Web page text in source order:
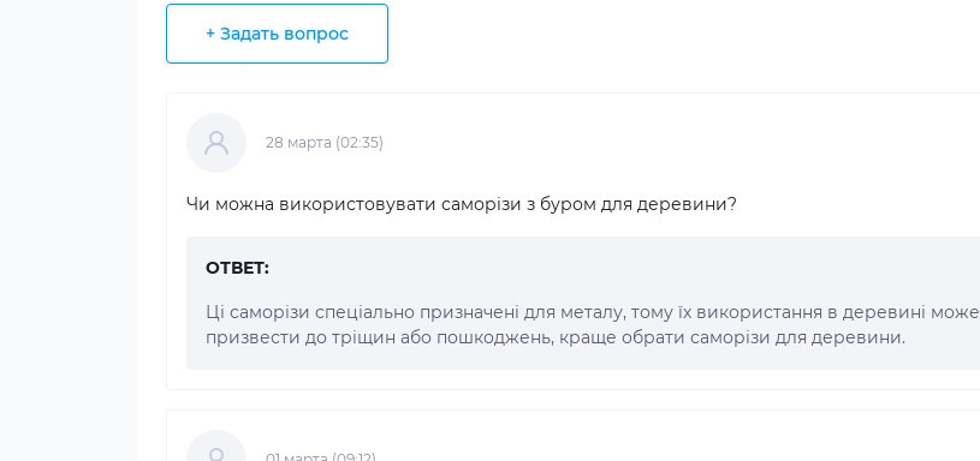
+ Задать вопрос
28 марта (02:35)
Чи можна використовувати саморізи з буром для деревини?
ОТВЕТ:
Ці саморізи спеціально призначені для металу, тому їх використання в деревині може
призвести до тріщин або пошкоджень, краще обрати саморізи для деревини.